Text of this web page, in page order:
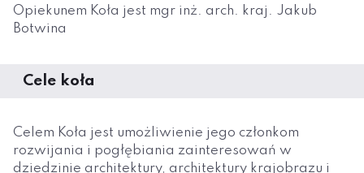
Opiekunem Koła jest mgr inż. arch. kraj. Jakub
Botwina
Cele koła
Celem Koła jest umożliwienie jego członkom
rozwijania i pogłębiania zainteresowań w
dziedzinie architektury, architektury krajobrazu i